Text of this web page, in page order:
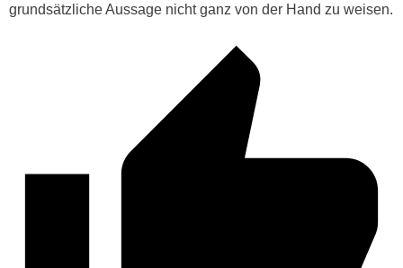
grundsätzliche Aussage nicht ganz von der Hand zu weisen.